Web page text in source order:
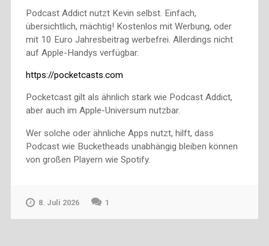
Podcast Addict nutzt Kevin selbst. Einfach,
übersichtlich, mächtig! Kostenlos mit Werbung, oder
mit 10 Euro Jahresbeitrag werbefrei. Allerdings nicht
auf Apple-Handys verfügbar.
https://pocketcasts.com
Pocketcast gilt als ähnlich stark wie Podcast Addict,
aber auch im Apple-Universum nutzbar.
Wer solche oder ähnliche Apps nutzt, hilft, dass
Podcast wie Bucketheads unabhängig bleiben können
von großen Playern wie Spotify.
8. Juli 2026 1